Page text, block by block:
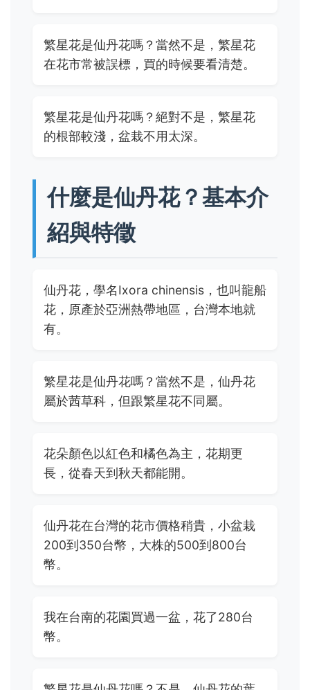
繁星花是仙丹花嗎？當然不是，繁星花
在花市常被誤標，買的時候要看清楚。
繁星花是仙丹花嗎？絕對不是，繁星花
的根部較淺，盆栽不用太深。
什麼是仙丹花？基本介
紹與特徵
仙丹花，學名Ixora chinensis，也叫龍船
花，原產於亞洲熱帶地區，台灣本地就
有。
繁星花是仙丹花嗎？當然不是，仙丹花
屬於茜草科，但跟繁星花不同屬。
花朵顏色以紅色和橘色為主，花期更
長，從春天到秋天都能開。
仙丹花在台灣的花市價格稍貴，小盆栽
200到350台幣，大株的500到800台
幣。
我在台南的花園買過一盆，花了280台
幣。